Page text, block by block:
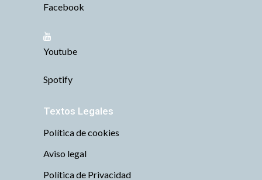
Facebook
Youtube
Spotify
Textos Legales
Política de cookies
Aviso legal
Política de Privacidad